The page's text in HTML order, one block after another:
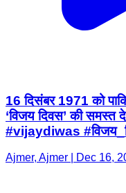
16 दिसंबर 1971 को
‘विजय दिवस’ की समस्त
#vijaydiwas
Ajmer, Ajmer | Dec 16,